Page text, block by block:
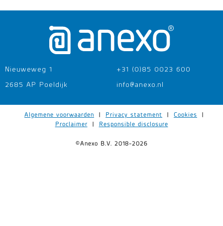
Nieuweweg 1
2685 AP Poeldijk
+31 (0)85 0023 600
info@anexo.nl
©Anexo B.V. 2018-2026
Algemene voorwaarden | Privacy statement | Cookies
|
Proclaimer
| Responsible disclosure